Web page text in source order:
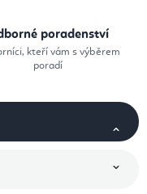
poradenství
kteří vám s výběrem
poradí